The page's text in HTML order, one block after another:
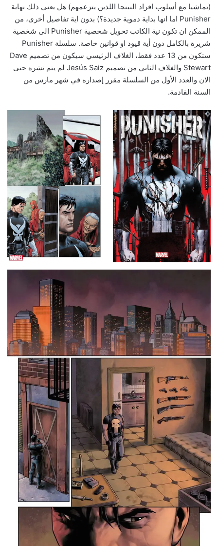
(تماشيا مع أسلوب افراد النينجا اللذين يتزعمهم) هل يعني ذلك نهاية
Punisher اما انها بداية دموية جديدة؟) بدون اية تفاصيل أخرى، من
الممكن ان تكون نية الكاتب تحويل شخصية Punisher الى شخصية
شريرة بالكامل دون أية قيود او قوانين خاصة. سلسلة Punisher
ستكون من 13 عدد فقط، الغلاف الرئيسي سيكون من تصميم Dave
Stewart والغلاف الثاني من تصميم Jesús Saiz لم يتم نشره حتى
الان والعدد الأول من السلسلة مقرر إصداره في شهر مارس من
السنة القادمة.